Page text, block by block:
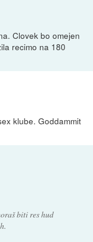
Clovek bo omejen
recimo na 180
klube. Goddammit
biti res hud